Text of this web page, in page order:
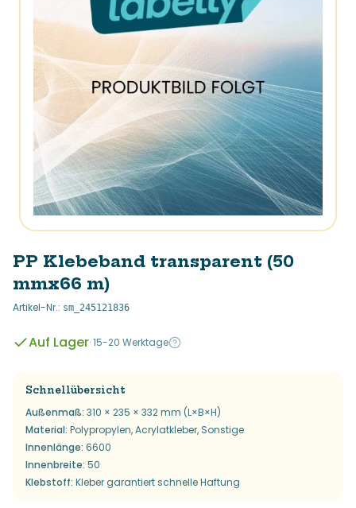
PP Klebeband transparent (50
mmx66 m)
Artikel-Nr.: sm_245121836
Auf Lager·15-20 Werktage
Schnellübersicht
Außenmaß: 310 × 235 × 332 mm (L×B×H)
Material: Polypropylen, Acrylatkleber, Sonstige
Innenlänge: 6600
Innenbreite: 50
Klebstoff: Kleber garantiert schnelle Haftung